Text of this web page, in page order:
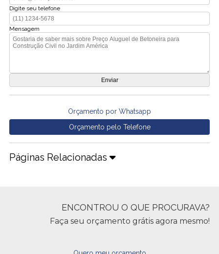
Digite seu telefone
Mensagem
Orçamento por Whatsapp
Orçamento pelo Telefone
Páginas Relacionadas
ENCONTROU O QUE PROCURAVA?
Faça seu orçamento grátis agora mesmo!